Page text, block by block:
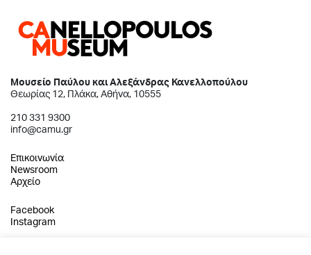
Μουσείο Παύλου και Αλεξάνδρας Κανελλοπούλου
Θεωρίας 12, Πλάκα, Αθήνα, 10555
210 331 9300
info@camu.gr
Επικοινωνία
Newsroom
Αρχείο
Facebook
Instagram